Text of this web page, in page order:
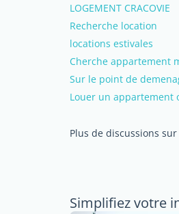
LOGEMENT CRACOVIE
Recherche location
locations estivales
Cherche appartement
Sur le point de
Louer un appartement
Plus de discussions
Simplifiez votre